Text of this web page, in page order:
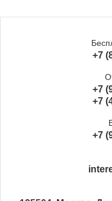
+7
+7
+7
+7